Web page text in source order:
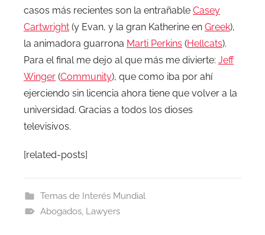
casos más recientes son la entrañable Casey
Cartwright (y Evan, y la gran Katherine en Greek),
la animadora guarrona Marti Perkins (Hellcats).
Para el final me dejo al que más me divierte: Jeff
Winger (Community), que como iba por ahí
ejerciendo sin licencia ahora tiene que volver a la
universidad. Gracias a todos los dioses
televisivos.
[related-posts]
Temas de Interés Mundial
Abogados, Lawyers